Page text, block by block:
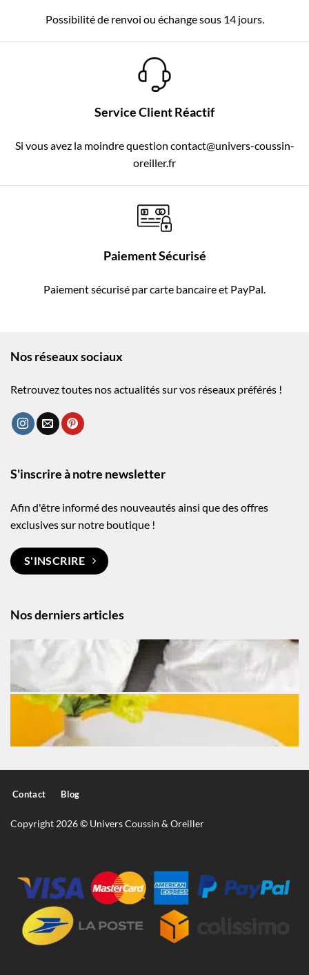
Possibilité de renvoi ou échange sous 14 jours.
Service Client Réactif
Si vous avez la moindre question contact@univers-coussin-
oreiller.fr
Paiement Sécurisé
Paiement sécurisé par carte bancaire et PayPal.
Nos réseaux sociaux
Retrouvez toutes nos actualités sur vos réseaux préférés !
Nos derniers articles
S'inscrire à notre newsletter
Afin d'être informé des nouveautés ainsi que des offres
exclusives sur notre boutique !
S'INSCRIRE
Contact Blog
Copyright 2026 © Univers Coussin & Oreiller